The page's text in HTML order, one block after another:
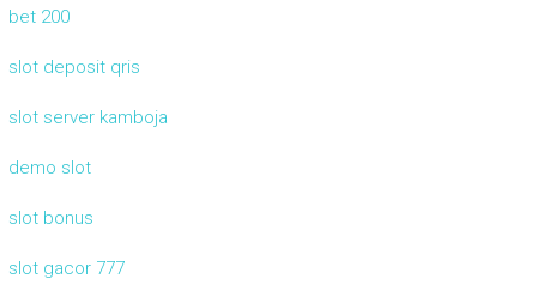
bet 200
slot deposit qris
slot server kamboja
demo slot
slot bonus
slot gacor 777